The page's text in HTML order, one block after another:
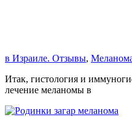
в Израиле. Отзывы,
Итак, гистология и
лечение меланомы в